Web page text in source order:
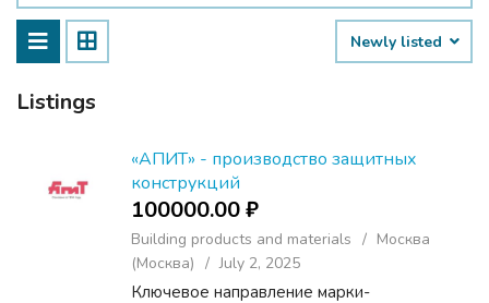
Newly listed
Listings
«АПИТ» - производство защитных
конструкций
100000.00 ₽
Building products and materials
Москва
(Москва)
July 2, 2025
Ключевое направление марки-